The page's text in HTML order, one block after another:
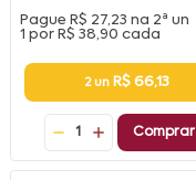
Pague R$ 27,23 na 2ª un
1 por R$ 38,90 cada
2 un R$ 66,13
1 Comprar